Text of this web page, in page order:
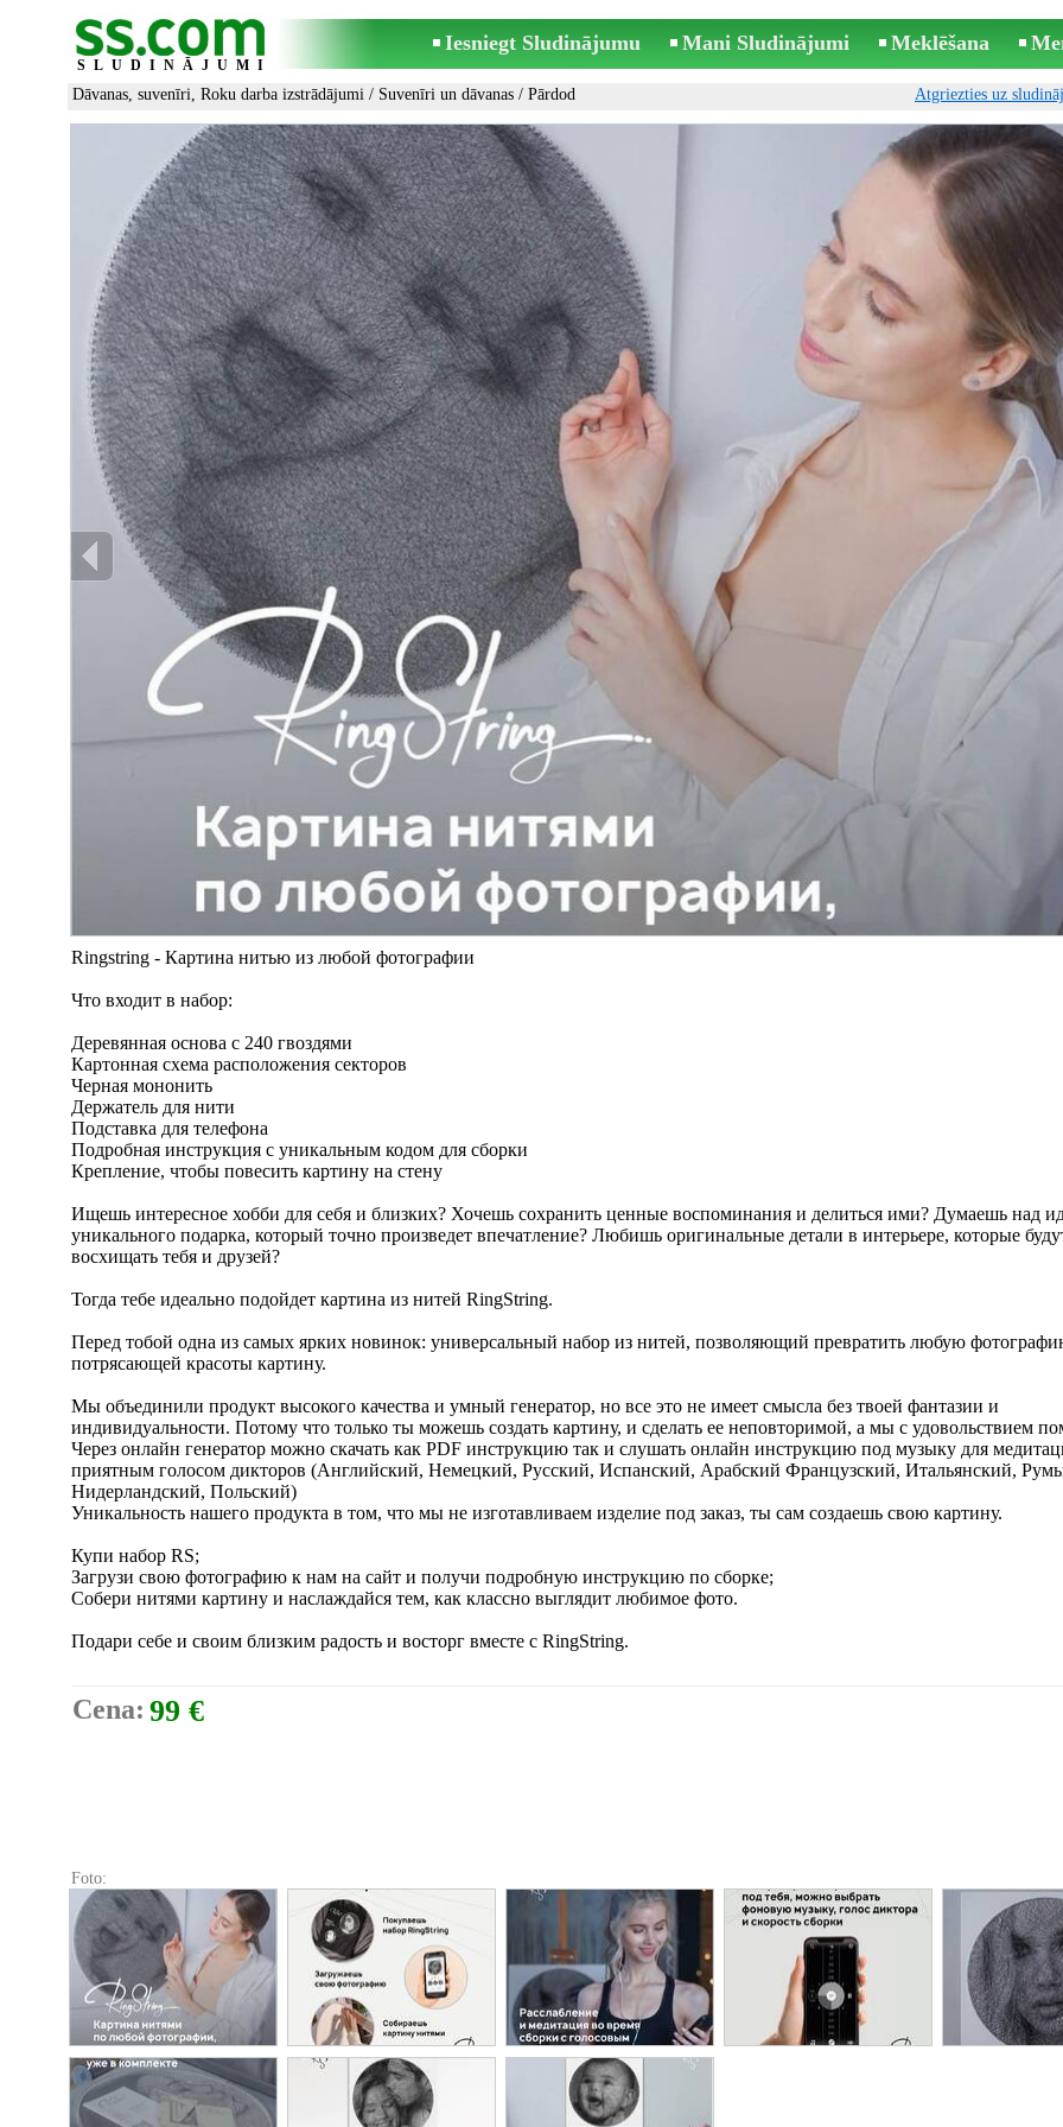
SLUDINĀJUMI
Iesniegt Sludinājumu Mani Sludinājumi Meklēšana
Dāvanas, suvenīri, Roku darba izstrādājumi / Suvenīri un dāvanas / Pārdod Atgriezties uz
Ringstring - Картина нитью из любой фотографии
Что входит в набор:
Деревянная основа с 240 гвоздями
Картонная схема расположения секторов
Черная мононить
Держатель для нити
Подставка для телефона
Подробная инструкция с уникальным кодом для сборки
Крепление, чтобы повесить картину на стену
Ищешь интересное хобби для себя и близких? Хочешь сохранить ценные воспоминания и делиться ими? Думаешь над
уникального подарка, который точно произведет впечатление? Любишь оригинальные детали в интерьере, которые
восхищать тебя и друзей?
Тогда тебе идеально подойдет картина из нитей RingString.
Перед тобой одна из самых ярких новинок: универсальный набор из нитей, позволяющий превратить любую
потрясающей красоты картину.
Мы объединили продукт высокого качества и умный генератор, но все это не имеет смысла без твоей фантазии и
индивидуальности. Потому что только ты можешь создать картину, и сделать ее неповторимой, а мы с удовольствием
Через онлайн генератор можно скачать как PDF инструкцию так и слушать онлайн инструкцию под музыку для
приятным голосом дикторов (Английский, Немецкий, Русский, Испанский, Арабский Французский, Итальянский,
Нидерландский, Польский)
Уникальность нашего продукта в том, что мы не изготавливаем изделие под заказ, ты сам создаешь свою картину.
Купи набор RS;
Загрузи свою фотографию к нам на сайт и получи подробную инструкцию по сборке;
Собери нитями картину и наслаждайся тем, как классно выглядит любимое фото.
Подари себе и своим близким радость и восторг вместе с RingString.
Cena: 99 €
Foto: